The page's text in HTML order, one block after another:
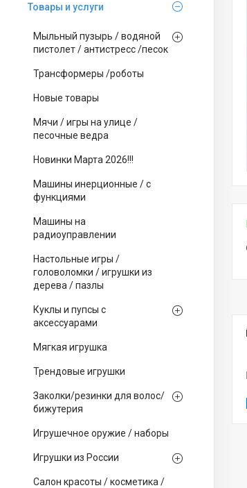
Товары и услуги
Мыльный пузырь / водяной
пистолет / антистресс /песок
Трансформеры /роботы
Новые товары
Мячи / игры на улице /
песочные ведра
Новинки Марта 2026!!!
Машины инерционные / с
функциями
Машины на
радиоуправлении
Настольные игры /
головоломки / игрушки из
дерева / пазлы
Куклы и пупсы с
аксессуарами
Мягкая игрушка
Трендовые игрушки
Заколки/резинки для волос/
бижутерия
Игрушечное оружие / наборы
Игрушки из России
Салон красоты / косметика /